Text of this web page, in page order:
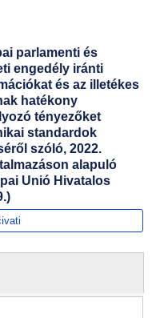
parlamenti és
engedély iránti
és az illetékes
hatékony
tényezőket
standardok
szóló, 2022.
alapuló
Unió Hivatalos